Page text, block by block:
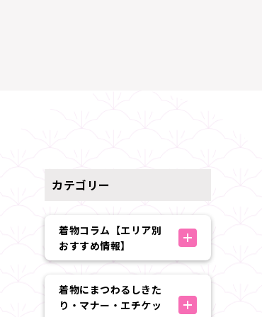
カテゴリー
着物コラム【エリア別
おすすめ情報】
着物にまつわるしきた
り・マナー・エチケッ